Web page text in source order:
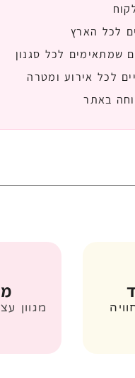
לכל הארץ
שמתאימים לכל סגנון
לכל אירוע ומטרה
באתר
מגוון